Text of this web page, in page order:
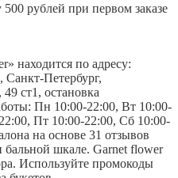
рублей при первом заказе
находится по адресу:
Санкт-Петербург,
ст1, остановка
Пн 10:00-22:00, Вт 10:00-
Пт 10:00-22:00, Сб 10:00-
на основе 31 отзывов
бальной шкале. Garnet flower
Используйте промокоды